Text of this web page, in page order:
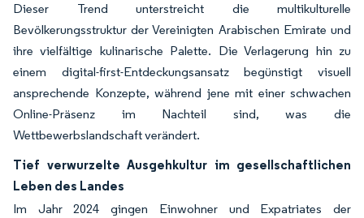
Dieser Trend unterstreicht die multikulturelle
Bevölkerungsstruktur der Vereinigten Arabischen Emirate und
ihre vielfältige kulinarische Palette. Die Verlagerung hin zu
einem digital-first-Entdeckungsansatz begünstigt visuell
ansprechende Konzepte, während jene mit einer schwachen
Online-Präsenz im Nachteil sind, was die
Wettbewerbslandschaft verändert.
Tief verwurzelte Ausgehkultur im gesellschaftlichen
Leben des Landes
Im Jahr 2024 gingen Einwohner und Expatriates der